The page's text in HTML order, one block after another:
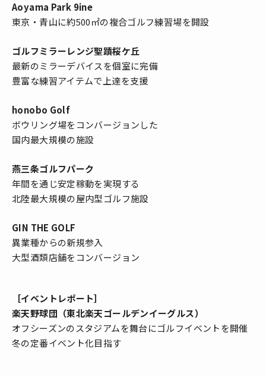
Aoyama Park 9ine
東京・青山に約500㎡の複合ゴルフ練習場を開設
ゴルフミラーレンジ聖蹟桜ケ丘
最新のミラーデバイスを個室に完備
豊富な練習アイテムで上達を支援
honobo Golf
ボウリング場をコンバージョンした
国内最大規模の施設
燕三条ゴルフパーク
年間を通じ安定稼動を実現する
北陸最大規模の屋内型ゴルフ施設
GIN THE GOLF
異業種からの新規参入
大型酒類店舗をコンバージョン
［イベントレポート］
楽天野球団（東北楽天ゴールデンイーグルス）
オフシーズンのスタジアムを舞台にゴルフイベントを開催
冬の定番イベント化目指す